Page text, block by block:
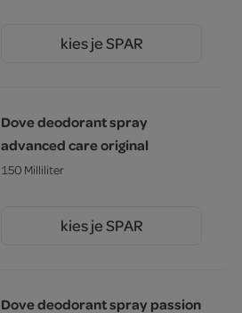
kies je SPAR
Dove deodorant spray
advanced care original
150 Milliliter
kies je SPAR
Dove deodorant spray passion